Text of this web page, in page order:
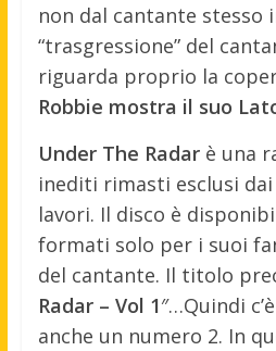
non dal cantante stesso
“trasgressione” del
riguarda proprio la
Robbie mostra il suo
Under The Radarè una
inediti rimasti esclusi
lavori. Il disco è
formati solo per i suoi
del cantante. Il titolo
Radar – Vol 1″…Quindi
anche un numero 2. In